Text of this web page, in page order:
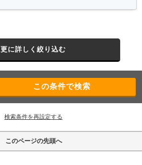
更に詳しく絞り込む
検索条件を再設定する
このページの先頭へ